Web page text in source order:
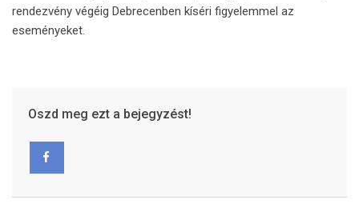
rendezvény végéig Debrecenben kíséri figyelemmel az
eseményeket.
Oszd meg ezt a bejegyzést!